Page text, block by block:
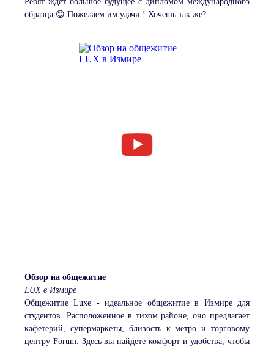
образца 😊 Пожелаем им удачи ! Хочешь так же?
Обзор на общежитие
LUX в Измире
Общежитие Luxe - идеальное общежитие в Измире для
студентов. Расположенное в тихом районе, оно предлагает
кафетерий, супермаркеты, близость к метро и торговому
центру Forum. Здесь вы найдете комфорт и удобства, чтобы